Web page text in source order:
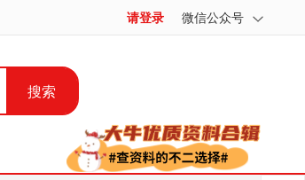
请登录 微信公众号
搜索